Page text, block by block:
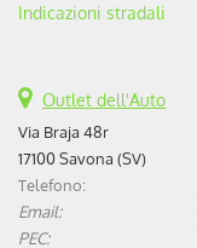
Indicazioni stradali
Outlet dell'Auto
Via Braja 48r
17100 Savona (SV)
Telefono:
Email:
PEC: